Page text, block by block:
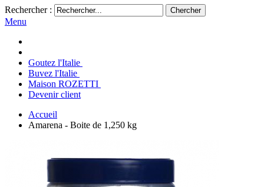
Rechercher : Chercher
Menu
Goutez l'Italie
Buvez l'Italie
Maison ROZETTI
Devenir client
Accueil
Amarena - Boite de 1,250 kg